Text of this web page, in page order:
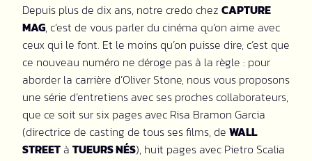
Depuis plus de dix ans, notre credo chez CAPTURE
MAG, c’est de vous parler du cinéma qu’on aime avec
ceux qui le font. Et le moins qu’on puisse dire, c’est que
ce nouveau numéro ne déroge pas à la règle : pour
aborder la carrière d’Oliver Stone, nous vous proposons
une série d’entretiens avec ses proches collaborateurs,
que ce soit sur six pages avec Risa Bramon Garcia
(directrice de casting de tous ses films, de WALL
STREET à TUEURS NÉS), huit pages avec Pietro Scalia